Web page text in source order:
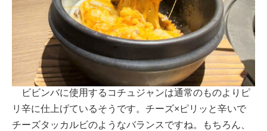
ビビンバに使用するコチュジャンは通常のものよりピ
リ辛に仕上げているそうです。チーズ×ピリッと辛いで
チーズタッカルビのようなバランスですね。もちろん、